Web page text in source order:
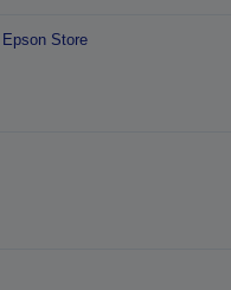
Store